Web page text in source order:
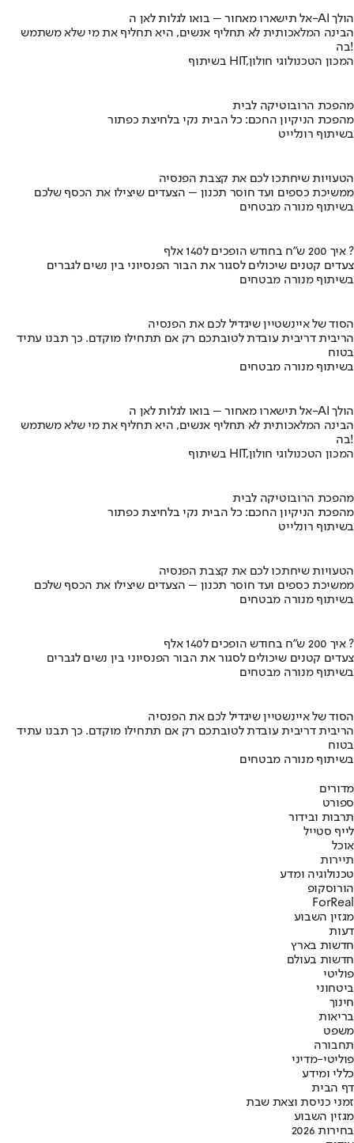
אל תישארו מאחור – בואו לגלות לאן ה-AI הולך
הבינה המלאכותית לא תחליף אנשים, היא תחליף את מי שלא משתמש
בה!
בשיתוף HIT,המכון הטכנולוגי חולון
מהפכת הרובוטיקה לבית
מהפכת הניקיון החכם: כל הבית נקי בלחיצת כפתור
בשיתוף רונלייט
הטעויות שיחתכו לכם את קצבת הפנסיה
ממשיכת כספים ועד חוסר תכנון – הצעדים שיצילו את הכסף שלכם
בשיתוף מנורה מבטחים
איך 200 ש"ח בחודש הופכים ל140 אלף ?
צעדים קטנים שיכולים לסגור את הבור הפנסיוני בין נשים לגברים
בשיתוף מנורה מבטחים
הסוד של איינשטיין שיגדיל לכם את הפנסיה
הריבית דריבית עובדת לטובתכם רק אם תתחילו מוקדם. כך תבנו עתיד
בטוח
בשיתוף מנורה מבטחים
אל תישארו מאחור – בואו לגלות לאן ה-AI הולך
הבינה המלאכותית לא תחליף אנשים, היא תחליף את מי שלא משתמש
בה!
בשיתוף HIT,המכון הטכנולוגי חולון
מהפכת הרובוטיקה לבית
מהפכת הניקיון החכם: כל הבית נקי בלחיצת כפתור
בשיתוף רונלייט
הטעויות שיחתכו לכם את קצבת הפנסיה
ממשיכת כספים ועד חוסר תכנון – הצעדים שיצילו את הכסף שלכם
בשיתוף מנורה מבטחים
איך 200 ש"ח בחודש הופכים ל140 אלף ?
צעדים קטנים שיכולים לסגור את הבור הפנסיוני בין נשים לגברים
בשיתוף מנורה מבטחים
הסוד של איינשטיין שיגדיל לכם את הפנסיה
הריבית דריבית עובדת לטובתכם רק אם תתחילו מוקדם. כך תבנו עתיד
בטוח
בשיתוף מנורה מבטחים
מדורים
ספורט
תרבות ובידור
לייף סטייל
אוכל
תיירות
טכנולוגיה ומדע
הורוסקופ
ForReal
מגזין השבוע
דעות
חדשות בארץ
חדשות בעולם
פוליטי
ביטחוני
חינוך
בריאות
משפט
תחבורה
פוליטי-מדיני
כללי ומידע
דף הבית
זמני כניסת וצאת שבת
מגזין השבוע
בחירות 2026